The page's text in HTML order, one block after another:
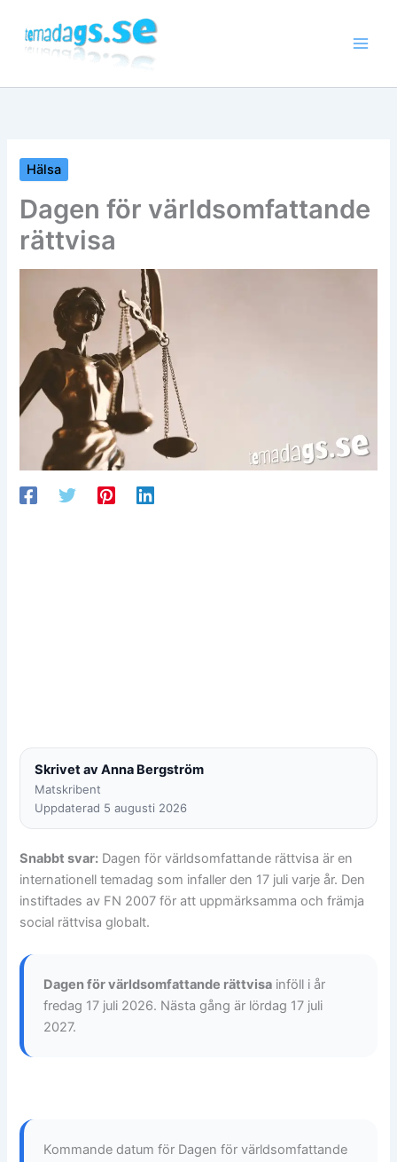
innehåll
Hälsa
Dagen för världsomfattande
rättvisa
Skrivet av Anna Bergström
Matskribent
Uppdaterad 5 augusti 2026
Snabbt svar: Dagen för världsomfattande rättvisa är en
internationell temadag som infaller den 17 juli varje år. Den
instiftades av FN 2007 för att uppmärksamma och främja
social rättvisa globalt.
Dagen för världsomfattande rättvisa inföll i år
fredag 17 juli 2026. Nästa gång är lördag 17 juli
2027.
Kommande datum för Dagen för världsomfattande